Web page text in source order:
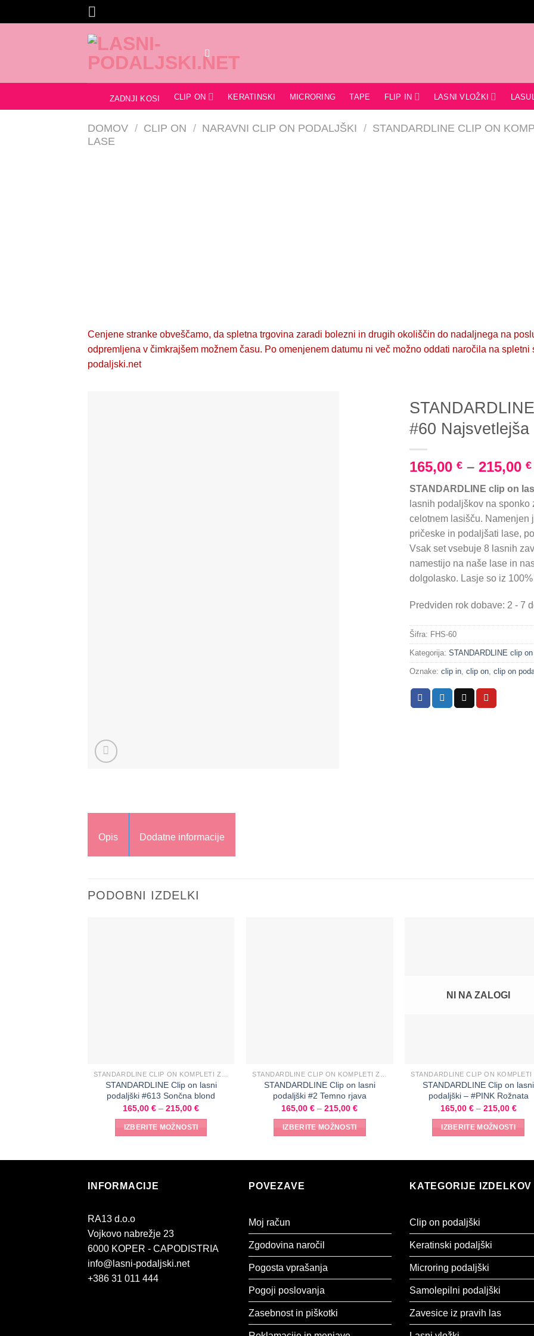
na
ZADNJI KOSI CLIP ON KERATINSKI MICRORING TAPE FLIP IN LASNI VLOŽKI
DOMOV / CLIP ON / NARAVNI CLIP ON PODALJŠKI / STANDARDLINE CLIP ON
LASE
Cenjene stranke obveščamo, da spletna trgovina zaradi bolezni in drugih okoliščin do nadaljnega na
odpremljena v čimkrajšem možnem času. Po omenjenem datumu ni več možno oddati naročila na
podaljski.net
#60 Najsvetlejša
165,00 € – 215,00 €
STANDARDLINE clip on
lasnih podaljškov na
celotnem lasišču. Namenjen
pričeske in podaljšati lase,
Vsak set vsebuje 8 lasnih
namestijo na naše lase in
dolgolasko. Lasje so iz
Predviden rok dobave: 2 - 7
Šifra: FHS-60
Kategorija: STANDARDLINE clip
Oznake: clip in, clip on, clip on
Opis Dodatne informacije
PODOBNI IZDELKI
STANDARDLINE CLIP ON KOMPLETI ZA SREDNJE GOSTE LASE
STANDARDLINE Clip on lasni
podaljški #613 Sončna blond
165,00€ –215,00€
IZBERITE MOŽNOSTI
STANDARDLINE CLIP ON KOMPLETI ZA SREDNJE GOSTE LASE
STANDARDLINE Clip on lasni
podaljški #2 Temno rjava
165,00€ –215,00€
IZBERITE MOŽNOSTI
NI NA ZALOGI
STANDARDLINE Clip on lasni
podaljški – #PINK Rožnata
165,00 €– 215,00 €
IZBERITE MOŽNOSTI
INFORMACIJE
RA13 d.o.o
Vojkovo nabrežje 23
6000 KOPER - CAPODISTRIA
info@lasni-podaljski.net
+386 31 011 444
POVEZAVE
Moj račun
Zgodovina naročil
Pogosta vprašanja
Pogoji poslovanja
Zasebnost in piškotki
KATEGORIJE IZDELKOV
Clip on podaljški
Keratinski podaljški
Microring podaljški
Samolepilni podaljški
Zavesice iz pravih las